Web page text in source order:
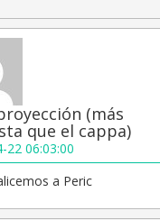
(más
que el cappa)
22 06:03:00
a Peric